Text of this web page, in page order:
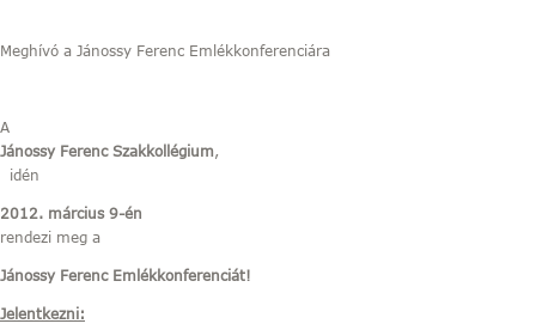
Meghívó a Jánossy Ferenc Emlékkonferenciára
A
Jánossy Ferenc Szakkollégium,
idén
2012. március 9-én
rendezi meg a
Jánossy Ferenc Emlékkonferenciát!
Jelentkezni: